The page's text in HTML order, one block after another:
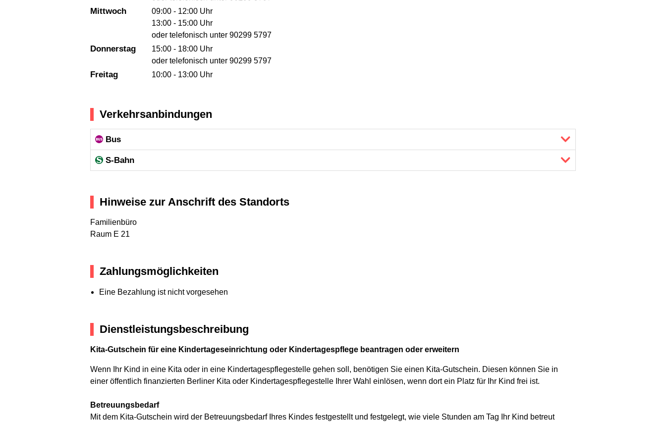
Mittwoch
09:00 - 12:00 Uhr
13:00 - 15:00 Uhr
oder telefonisch unter 90299 5797
Donnerstag
15:00 - 18:00 Uhr
oder telefonisch unter 90299 5797
Freitag 10:00 - 13:00 Uhr
Verkehrsanbindungen
Bus
S-Bahn
Hinweise zur Anschrift des Standorts
Familienbüro
Raum E 21
Zahlungsmöglichkeiten
Eine Bezahlung ist nicht vorgesehen
Dienstleistungsbeschreibung
Kita-Gutschein für eine Kindertageseinrichtung oder Kindertagespflege beantragen oder erweitern
Wenn Ihr Kind in eine Kita oder in eine Kindertagespflegestelle gehen soll, benötigen Sie einen Kita-Gutschein. Diesen können Sie in
einer öffentlich finanzierten Berliner Kita oder Kindertagespflegestelle Ihrer Wahl einlösen, wenn dort ein Platz für Ihr Kind frei ist.
Betreuungsbedarf
Mit dem Kita-Gutschein wird der Betreuungsbedarf Ihres Kindes festgestellt und festgelegt, wie viele Stunden am Tag Ihr Kind betreut